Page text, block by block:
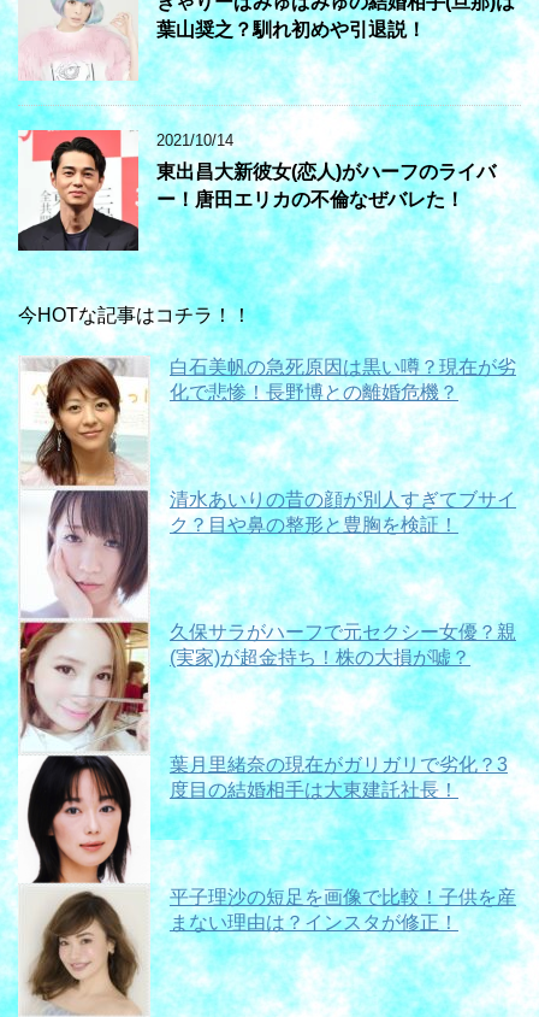
葉山奨之？馴れ初めや引退説！
2021/10/14
東出昌大新彼女(恋人)がハーフのライバ
ー！唐田エリカの不倫なぜバレた！
今HOTな記事はコチラ！！
白石美帆の急死原因は黒い噂？現在が劣
化で悲惨！長野博との離婚危機？
清水あいりの昔の顔が別人すぎてブサイ
ク？目や鼻の整形と豊胸を検証！
久保サラがハーフで元セクシー女優？親
(実家)が超金持ち！株の大損が嘘？
葉月里緒奈の現在がガリガリで劣化？3
度目の結婚相手は大東建託社長！
平子理沙の短足を画像で比較！子供を産
まない理由は？インスタが修正！